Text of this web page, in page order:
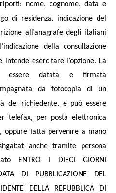
nome, cognome, data e
di residenza, indicazione del
all’anagrafe degli italiani
della consultazione
intende esercitare l’opzione. La
essere datata e firmata
da fotocopia di un
del richiedente, e può essere
telefax, per posta elettronica
oppure fatta pervenire a mano
anche tramite persona
ENTRO I DIECI GIORNI
DI PUBBLICAZIONE DEL
DELLA REPUBBLICA DI